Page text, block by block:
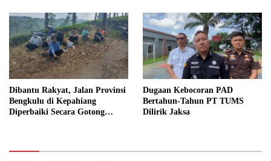
Dibantu Rakyat, Jalan Provinsi
Bengkulu di Kepahiang
Diperbaiki Secara Gotong
Dugaan Kebocoran PAD
Bertahun-Tahun PT TUMS
Dilirik Jaksa